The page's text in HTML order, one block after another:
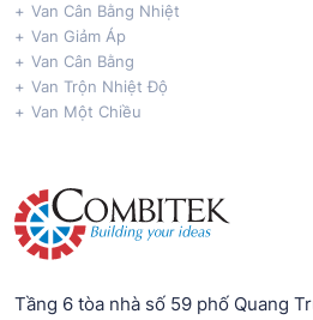
Van Cân Bằng Nhiệt
Van Giảm Áp
Van Cân Bằng
Van Trộn Nhiệt Độ
Van Một Chiều
Tầng 6 tòa nhà số 59 phố Quang